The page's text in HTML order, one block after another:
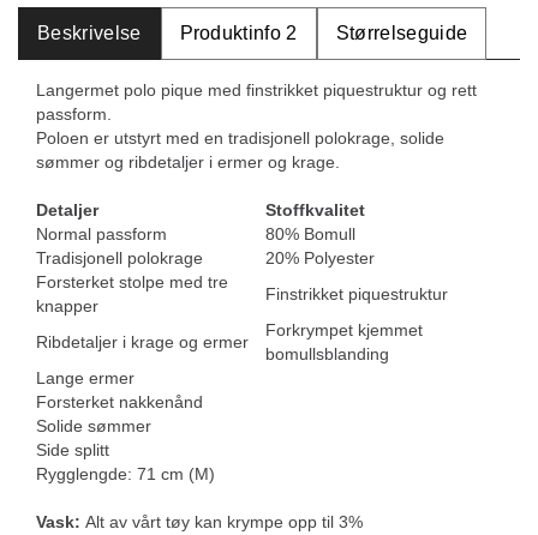
Beskrivelse Produktinfo 2 Størrelseguide
Langermet polo pique med finstrikket piquestruktur og rett
passform.
Poloen er utstyrt med en tradisjonell polokrage, solide
sømmer og ribdetaljer i ermer og krage.
Detaljer
Stoffkvalitet
Normal passform
80% Bomull
Tradisjonell polokrage
20% Polyester
Forsterket stolpe med tre
knapper
Finstrikket piquestruktur
Ribdetaljer i krage og ermer
Forkrympet kjemmet
bomullsblanding
Lange ermer
Forsterket nakkenånd
Solide sømmer
Side splitt
Rygglengde: 71 cm (M)
Vask: Alt av vårt tøy kan krympe opp til 3%